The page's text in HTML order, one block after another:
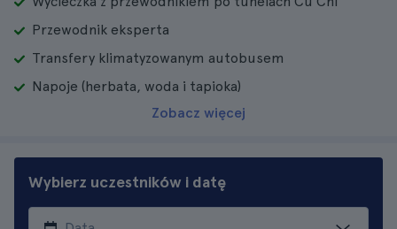
Przewodnik eksperta
Transfery klimatyzowanym autobusem
Napoje (herbata, woda i tapioka)
Zobacz więcej
Wybierz uczestników i datę